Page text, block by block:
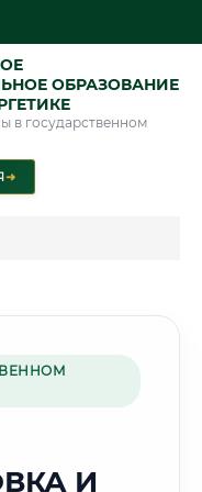
ОБРАЗОВАНИЕ
в государственном
➜
И